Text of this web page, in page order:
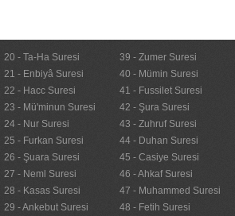
20 - Ta-Ha Suresi
21 - Enbiyâ Suresi
22 - Hacc Suresi
23 - Mü'minun Suresi
24 - Nur Suresi
25 - Furkan Suresi
26 - Şuara Suresi
27 - Neml Suresi
28 - Kasas Suresi
29 - Ankebut Suresi
39 - Zumer Suresi
40 - Mümin Suresi
41 - Fussilet Suresi
42 - Şura Suresi
43 - Zuhruf Suresi
44 - Duhan Suresi
45 - Casiye Suresi
46 - Ahkaf Suresi
47 - Muhammed Suresi
48 - Fetih Suresi